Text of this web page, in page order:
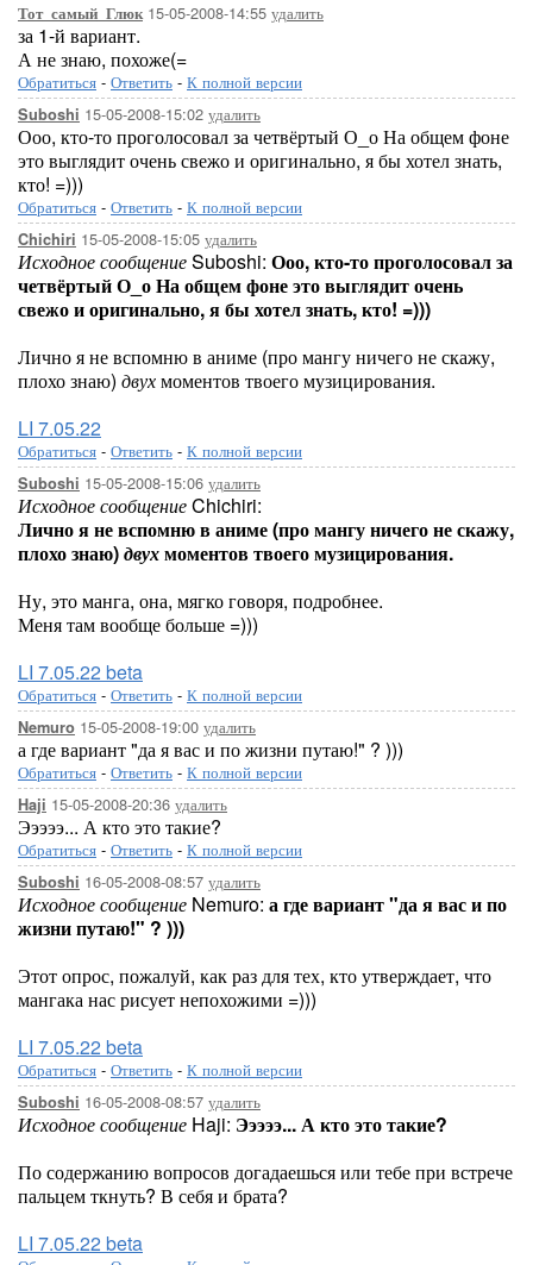
Тот_самый_Глюк15-05-2008-14:55 удалить
за 1-й вариант.
А не знаю, похоже(=
Обратиться - Ответить - К полной версии
Suboshi 15-05-2008-15:02 удалить
Ооо, кто-то проголосовал за четвёртый О_о На общем фоне
это выглядит очень свежо и оригинально, я бы хотел знать,
кто! =)))
Обратиться - Ответить - К полной версии
Chichiri 15-05-2008-15:05 удалить
Исходное сообщениеSuboshi: Ооо, кто-то проголосовал за
четвёртый О_о На общем фоне это выглядит очень
свежо и оригинально, я бы хотел знать, кто! =)))
Лично я не вспомню в аниме (про мангу ничего не скажу,
плохо знаю) двухмоментов твоего музицирования.
LI 7.05.22
Обратиться - Ответить - К полной версии
Suboshi 15-05-2008-15:06 удалить
Исходное сообщениеChichiri:
Лично я не вспомню в аниме (про мангу ничего не скажу,
плохо знаю)двухмоментов твоего музицирования.
Ну, это манга, она, мягко говоря, подробнее.
Меня там вообще больше =)))
LI 7.05.22 beta
Обратиться - Ответить - К полной версии
Nemuro 15-05-2008-19:00 удалить
а где вариант "да я вас и по жизни путаю!" ? )))
Обратиться - Ответить - К полной версии
Haji 15-05-2008-20:36 удалить
Эээээ... А кто это такие?
Обратиться - Ответить - К полной версии
Suboshi 16-05-2008-08:57 удалить
Исходное сообщение Nemuro: а где вариант "да я вас и по
жизни путаю!" ? )))
Этот опрос, пожалуй, как раз для тех, кто утверждает, что
мангака нас рисует непохожими =)))
LI 7.05.22 beta
Обратиться - Ответить - К полной версии
Suboshi 16-05-2008-08:57 удалить
Исходное сообщение Haji: Эээээ... А кто это такие?
По содержанию вопросов догадаешься или тебе при встрече
пальцем ткнуть? В себя и брата?
LI 7.05.22 beta